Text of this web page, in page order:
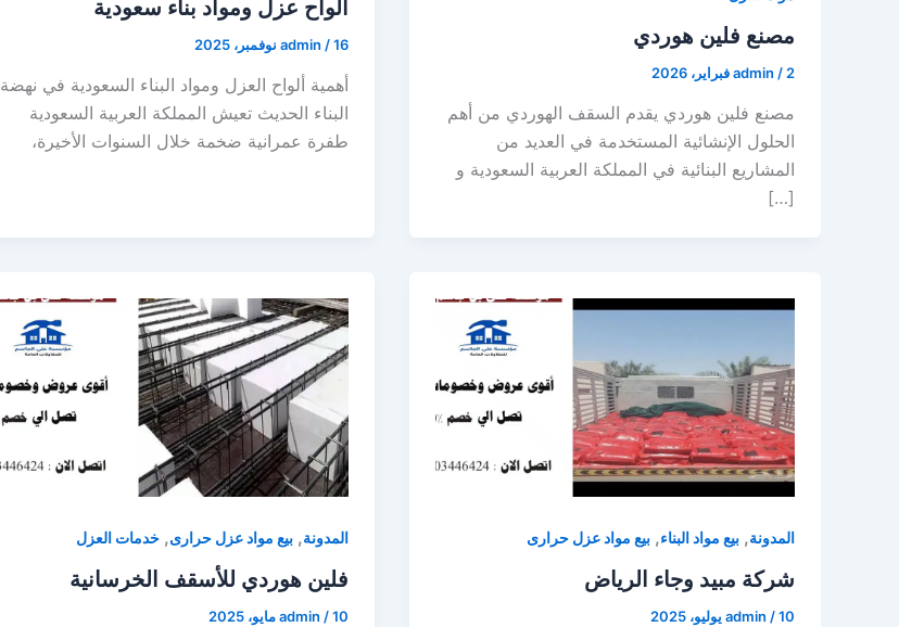
مصنع فلين هوردي
admin / 2 فبراير، 2026
مصنع فلين هوردي يقدم السقف الهوردي من أهم
الحلول الإنشائية المستخدمة في العديد من
المشاريع البنائية في المملكة العربية السعودية و
[…]
ألواح عزل ومواد بناء سعودية
admin /16 نوفمبر، 2025
أهمية ألواح العزل ومواد البناء السعودية في نهضة
البناء الحديث تعيش المملكة العربية السعودية
طفرة عمرانية ضخمة خلال السنوات الأخيرة،
المدونة, بيع مواد البناء, بيع مواد عزل حرارى
شركة مبيد وجاء الرياض
admin /10 يوليو، 2025
المدونة, بيع مواد عزل حرارى, خدمات العزل
فلين هوردي للأسقف الخرسانية
admin/10 مايو، 2025